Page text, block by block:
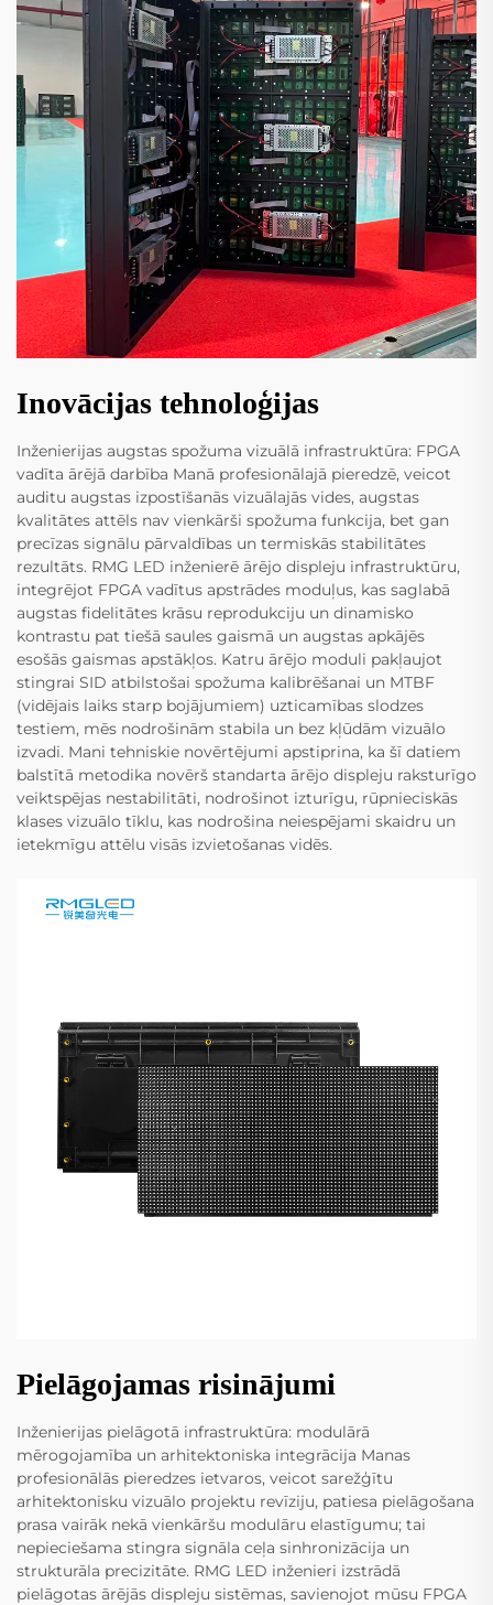
Inovācijas tehnoloģijas
Inženierijas augstas spožuma vizuālā infrastruktūra: FPGA
vadīta ārējā darbība Manā profesionālajā pieredzē, veicot
auditu augstas izpostīšanās vizuālajās vides, augstas
kvalitātes attēls nav vienkārši spožuma funkcija, bet gan
precīzas signālu pārvaldības un termiskās stabilitātes
rezultāts. RMG LED inženierē ārējo displeju infrastruktūru,
integrējot FPGA vadītus apstrādes moduļus, kas saglabā
augstas fidelitātes krāsu reprodukciju un dinamisko
kontrastu pat tiešā saules gaismā un augstas apkājēs
esošās gaismas apstākļos. Katru ārējo moduli pakļaujot
stingrai SID atbilstošai spožuma kalibrēšanai un MTBF
(vidējais laiks starp bojājumiem) uzticamības slodzes
testiem, mēs nodrošinām stabila un bez kļūdām vizuālo
izvadi. Mani tehniskie novērtējumi apstiprina, ka šī datiem
balstītā metodika novērš standarta ārējo displeju raksturīgo
veiktspējas nestabilitāti, nodrošinot izturīgu, rūpnieciskās
klases vizuālo tīklu, kas nodrošina neiespējami skaidru un
ietekmīgu attēlu visās izvietošanas vidēs.
Pielāgojamas risinājumi
Inženierijas pielāgotā infrastruktūra: modulārā
mērogojamība un arhitektoniska integrācija Manas
profesionālās pieredzes ietvaros, veicot sarežģītu
arhitektonisku vizuālo projektu revīziju, patiesa pielāgošana
prasa vairāk nekā vienkāršu modulāru elastīgumu; tai
nepieciešama stingra signāla ceļa sinhronizācija un
strukturāla precizitāte. RMG LED inženieri izstrādā
pielāgotas ārējās displeju sistēmas, savienojot mūsu FPGA